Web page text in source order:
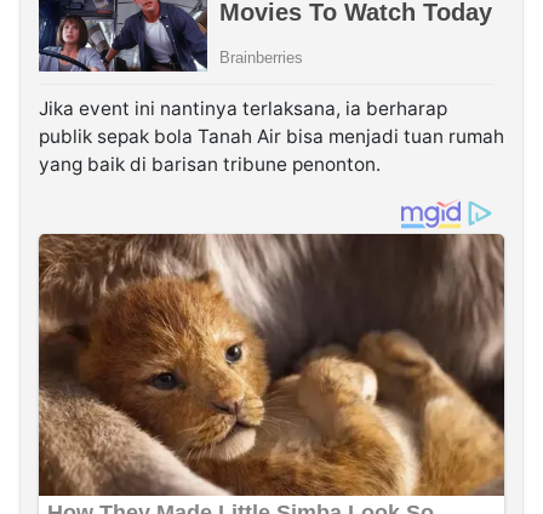
Jika event ini nantinya terlaksana, ia berharap
publik sepak bola Tanah Air bisa menjadi tuan rumah
yang baik di barisan tribune penonton.